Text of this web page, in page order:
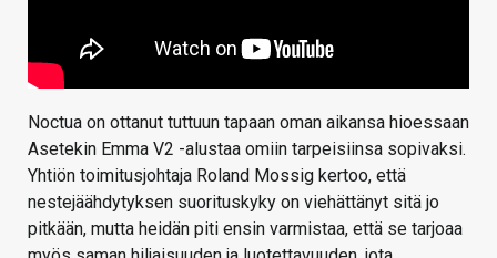
Noctua on ottanut tuttuun tapaan oman aikansa hioessaan
Asetekin Emma V2 -alustaa omiin tarpeisiinsa sopivaksi.
Yhtiön toimitusjohtaja Roland Mossig kertoo, että
nestejäähdytyksen suorituskyky on viehättänyt sitä jo
pitkään, mutta heidän piti ensin varmistaa, että se tarjoaa